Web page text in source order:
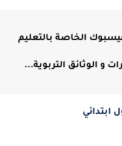
الخاصة بالتعليم
و الوثائق التربوية...
ابتدائي